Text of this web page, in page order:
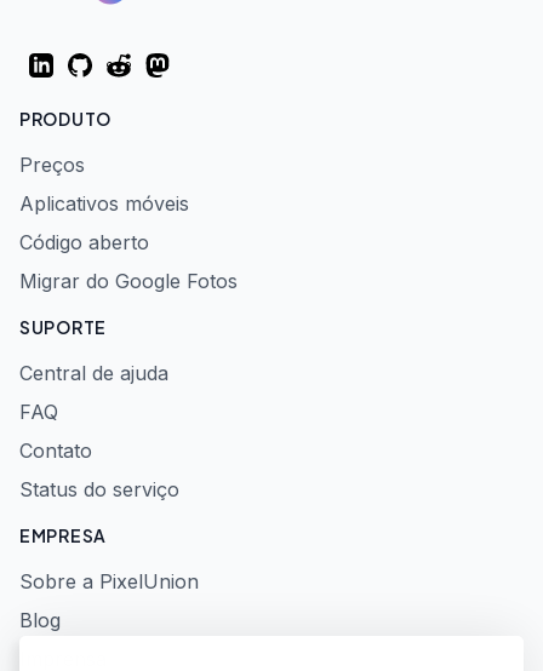
LinkedInGitHubRedditMastodon
PRODUTO
Preços
Aplicativos móveis
Código aberto
Migrar do Google Fotos
SUPORTE
Central de ajuda
FAQ
Contato
Status do serviço
EMPRESA
Sobre a PixelUnion
Blog